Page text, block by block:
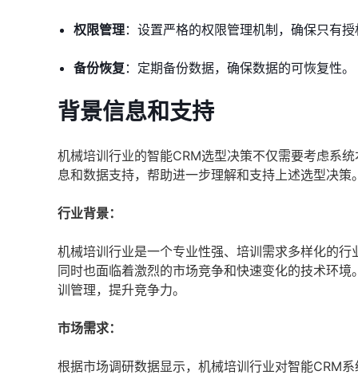
权限管理：设置严格的权限管理机制，确保只有
备份恢复 ：定期备份数据，确保数据的可恢复性。
背景信息和支持
机械培训行业的智能CRM选型决策不仅需要考虑系
息和数据支持，帮助进一步理解和支持上述选型决策
行业背景：
机械培训行业是一个专业性强、培训需求多样化的
同时也面临着激烈的市场竞争和快速变化的技术环
训管理，提升竞争力。
市场需求：
根据市场调研数据显示，机械培训行业对智能CRM